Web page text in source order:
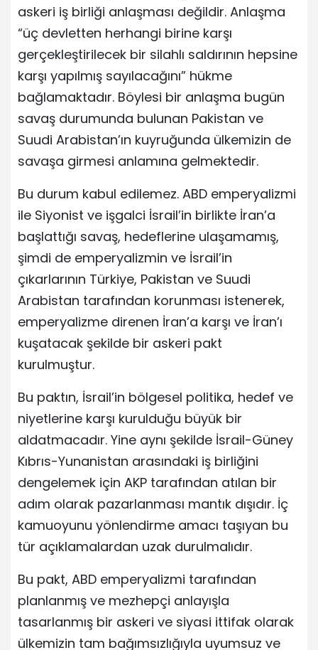
askeri iş birliği anlaşması değildir. Anlaşma
“üç devletten herhangi birine karşı
gerçekleştirilecek bir silahlı saldırının hepsine
karşı yapılmış sayılacağını” hükme
bağlamaktadır. Böylesi bir anlaşma bugün
savaş durumunda bulunan Pakistan ve
Suudi Arabistan’ın kuyruğunda ülkemizin de
savaşa girmesi anlamına gelmektedir.
Bu durum kabul edilemez. ABD emperyalizmi
ile Siyonist ve işgalci İsrail’in birlikte İran’a
başlattığı savaş, hedeflerine ulaşamamış,
şimdi de emperyalizmin ve İsrail’in
çıkarlarının Türkiye, Pakistan ve Suudi
Arabistan tarafından korunması istenerek,
emperyalizme direnen İran’a karşı ve İran’ı
kuşatacak şekilde bir askeri pakt
kurulmuştur.
Bu paktın, İsrail’in bölgesel politika, hedef ve
niyetlerine karşı kurulduğu büyük bir
aldatmacadır. Yine aynı şekilde İsrail-Güney
Kıbrıs-Yunanistan arasındaki iş birliğini
dengelemek için AKP tarafından atılan bir
adım olarak pazarlanması mantık dışıdır. İç
kamuoyunu yönlendirme amacı taşıyan bu
tür açıklamalardan uzak durulmalıdır.
Bu pakt, ABD emperyalizmi tarafından
planlanmış ve mezhepçi anlayışla
tasarlanmış bir askeri ve siyasi ittifak olarak
ülkemizin tam bağımsızlığıyla uyumsuz ve